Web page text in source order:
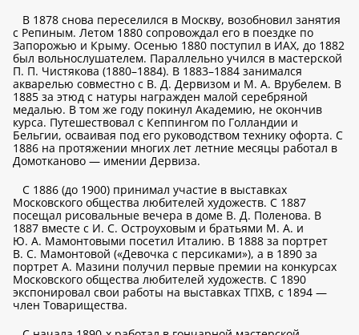
В 1878 снова переселился в Москву, возобновил занятия
с Репиным. Летом 1880 сопровождал его в поездке по
Запорожью и Крыму. Осенью 1880 поступил в ИАХ, до 1882
был вольнослушателем. Параллельно учился в мастерской
П. П. Чистякова (1880–1884). В 1883–1884 занимался
акварелью совместно с В. Д. Дервизом и М. А. Врубелем. В
1885 за этюд с натуры награжден малой серебряной
медалью. В том же году покинул Академию, не окончив
курса. Путешествовал с Кеппингом по Голландии и
Бельгии, осваивая под его руководством технику офорта. С
1886 на протяжении многих лет летние месяцы работал в
Домотканово — имении Дервиза.
С 1886 (до 1900) принимал участие в выставках
Московского общества любителей художеств. С 1887
посещал рисовальные вечера в доме В. Д. Поленова. В
1887 вместе с И. С. Остроуховым и братьями М. А. и
Ю. А. Мамонтовыми посетил Италию. В 1888 за портрет
В. С. Мамонтовой («Девочка с персиками»), а в 1890 за
портрет А. Мазини получил первые премии на конкурсах
Московского общества любителей художеств. С 1890
экспонировал свои работы на выставках ТПХВ, с 1894 —
член Товарищества.